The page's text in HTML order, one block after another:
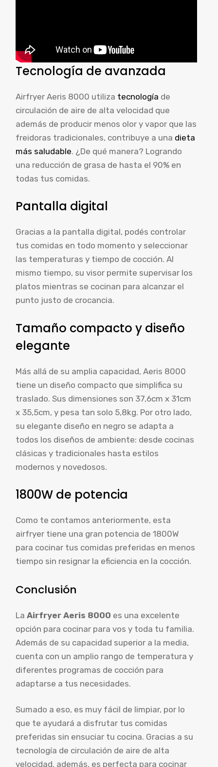
Tecnología de avanzada
Airfryer Aeris 8000 utiliza tecnología de
circulación de aire de alta velocidad que
además de producir menos olor y vapor que las
freidoras tradicionales, contribuye a una dieta
más saludable. ¿De qué manera? Logrando
una reducción de grasa de hasta el 90% en
todas tus comidas.
Pantalla digital
Gracias a la pantalla digital, podés controlar
tus comidas en todo momento y seleccionar
las temperaturas y tiempo de cocción. Al
mismo tiempo, su visor permite supervisar los
platos mientras se cocinan para alcanzar el
punto justo de crocancia.
Tamaño compacto y diseño
elegante
Más allá de su amplia capacidad, Aeris 8000
tiene un diseño compacto que simplifica su
traslado. Sus dimensiones son 37,6cm x 31cm
x 35,5cm, y pesa tan solo 5,8kg. Por otro lado,
su elegante diseño en negro se adapta a
todos los diseños de ambiente: desde cocinas
clásicas y tradicionales hasta estilos
modernos y novedosos.
1800W de potencia
Como te contamos anteriormente, esta
airfryer tiene una gran potencia de 1800W
para cocinar tus comidas preferidas en menos
tiempo sin resignar la eficiencia en la cocción.
Conclusión
La Airfryer Aeris 8000 es una excelente
opción para cocinar para vos y toda tu familia.
Además de su capacidad superior a la media,
cuenta con un amplio rango de temperatura y
diferentes programas de cocción para
adaptarse a tus necesidades.
Sumado a eso, es muy fácil de limpiar, por lo
que te ayudará a disfrutar tus comidas
preferidas sin ensuciar tu cocina. Gracias a su
tecnología de circulación de aire de alta
velocidad, además, es perfecta para cocinar